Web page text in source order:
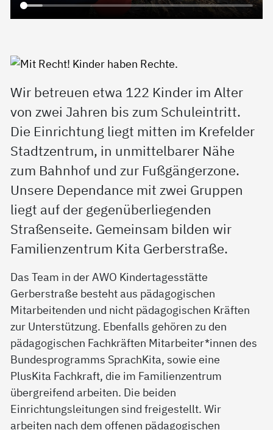
Wir betreuen etwa 122 Kinder im Alter
von zwei Jahren bis zum Schuleintritt.
Die Einrichtung liegt mitten im Krefelder
Stadtzentrum, in unmittelbarer Nähe
zum Bahnhof und zur Fußgängerzone.
Unsere Dependance mit zwei Gruppen
liegt auf der gegenüberliegenden
Straßenseite. Gemeinsam bilden wir
Familienzentrum Kita Gerberstraße.
Das Team in der AWO Kindertagesstätte
Gerberstraße besteht aus pädagogischen
Mitarbeitenden und nicht pädagogischen Kräften
zur Unterstützung. Ebenfalls gehören zu den
pädagogischen Fachkräften Mitarbeiter*innen des
Bundesprogramms SprachKita, sowie eine
PlusKita Fachkraft, die im Familienzentrum
übergreifend arbeiten. Die beiden
Einrichtungsleitungen sind freigestellt. Wir
arbeiten nach dem offenen pädagogischen